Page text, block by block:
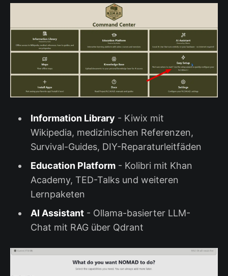
Information Library - Kiwix mit
Wikipedia, medizinischen Referenzen,
Survival-Guides, DIY-Reparaturleitfäden
Education Platform- Kolibri mit Khan
Academy, TED-Talks und weiteren
Lernpaketen
AI Assistant- Ollama-basierter LLM-
Chat mit RAG über Qdrant